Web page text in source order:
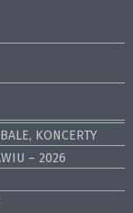
KONCERTY
– 2026